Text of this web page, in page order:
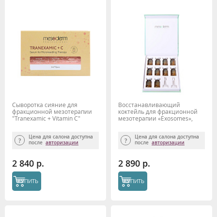
Сыворотка сияние для
фракционной мезотерапии
"Tranexamic + Vitamin C"
Цена для салона доступна
после авторизации
2 840 р.
КУПИТЬ
Восстанавливающий
коктейль для фракционной
мезотерапии «Exosomes»,
Цена для салона доступна
после авторизации
2 890 р.
КУПИТЬ